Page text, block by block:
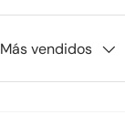
Más vendidos